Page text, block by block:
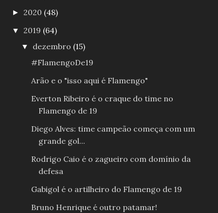
► 2020 (48)
▼ 2019 (64)
▼ dezembro (15)
#FlamengoDe19
Arão e o "isso aqui é Flamengo"
Everton Ribeiro é o craque do time no
Flamengo de 19
Diego Alves: time campeão começa com um
grande gol...
Rodrigo Caio é o zagueiro com domínio da
defesa
Gabigol é o artilheiro do Flamengo de 19
Bruno Henrique é outro patamar!